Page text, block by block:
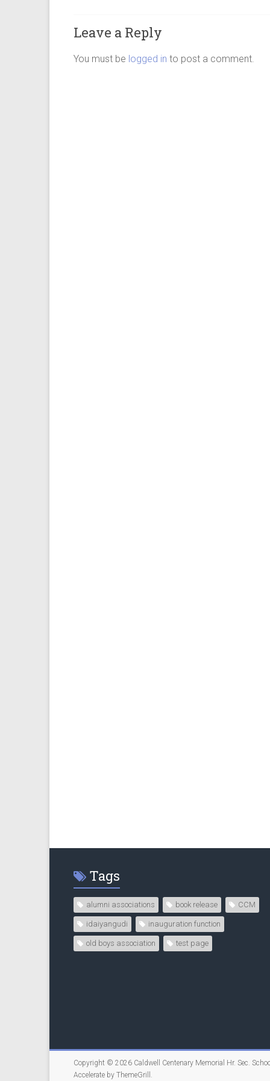
Leave a Reply
You must be logged in to post a comment.
Tags
alumni associations book release CCM
idaiyangudi inauguration function
old boys association test page
Copyright © 2026 Caldwell Centenary Memorial Hr. Sec.
Accelerate by ThemeGrill .